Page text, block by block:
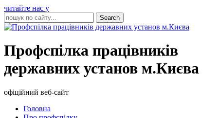
читайте нас у
Профспілка працівників
державних установ м.Києва
офіційний веб-сайт
Головна